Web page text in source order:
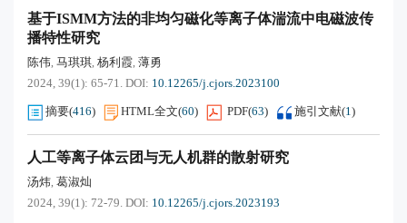
基于ISMM方法的非均匀磁化等离子体湍流中电磁波传
播特性研究
陈伟, 马琪琪, 杨利霞, 薄勇
2024, 39(1): 65-71. DOI: 10.12265/j.cjors.2023100
摘要(416) HTML全文(60) PDF(63) 施引文献(1)
人工等离子体云团与无人机群的散射研究
汤炜, 葛淑灿
2024, 39(1): 72-79. DOI: 10.12265/j.cjors.2023193